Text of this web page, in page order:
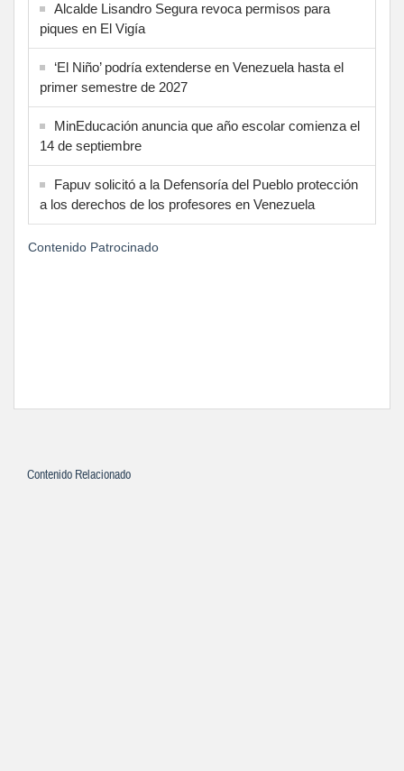
Alcalde Lisandro Segura revoca permisos para
piques en El Vigía
‘El Niño’ podría extenderse en Venezuela hasta el
primer semestre de 2027
MinEducación anuncia que año escolar comienza el
14 de septiembre
Fapuv solicitó a la Defensoría del Pueblo protección
a los derechos de los profesores en Venezuela
Contenido Patrocinado
Contenido Relacionado